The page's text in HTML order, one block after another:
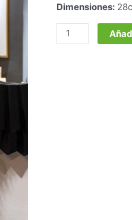
Dimensiones: